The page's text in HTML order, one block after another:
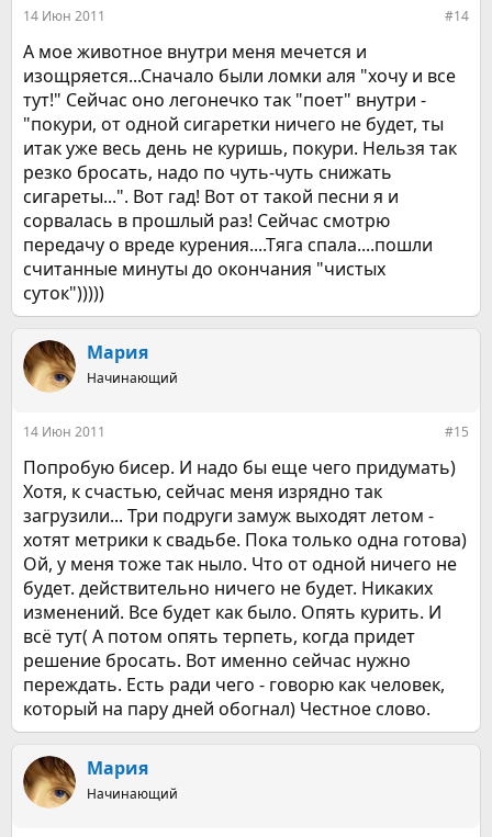
14 Июн 2011 #14
А мое животное внутри меня мечется и
изощряется...Сначало были ломки аля "хочу и все
тут!" Сейчас оно легонечко так "поет" внутри -
"покури, от одной сигаретки ничего не будет, ты
итак уже весь день не куришь, покури. Нельзя так
резко бросать, надо по чуть-чуть снижать
сигареты...". Вот гад! Вот от такой песни я и
сорвалась в прошлый раз! Сейчас смотрю
передачу о вреде курения....Тяга спала....пошли
считанные минуты до окончания "чистых
суток")))))
Мария
Начинающий
14 Июн 2011 #15
Попробую бисер. И надо бы еще чего придумать)
Хотя, к счастью, сейчас меня изрядно так
загрузили... Три подруги замуж выходят летом -
хотят метрики к свадьбе. Пока только одна готова)
Ой, у меня тоже так ныло. Что от одной ничего не
будет. действительно ничего не будет. Никаких
изменений. Все будет как было. Опять курить. И
всё тут( А потом опять терпеть, когда придет
решение бросать. Вот именно сейчас нужно
переждать. Есть ради чего - говорю как человек,
который на пару дней обогнал) Честное слово.
Мария
Начинающий